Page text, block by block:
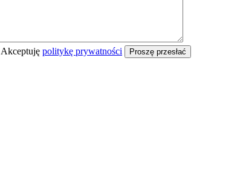
Akceptuję politykę prywatności Proszę przesłać